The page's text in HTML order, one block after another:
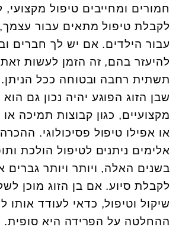
חמורים ומחייבים טיפול מקצועי,
לקבלת טיפול מתאים עבור
עבור הילדים. אם יש לך חברים
להיעזר בהם, זה הזמן לעשות
תשתית רחבה ובטוחה ככל
שבן הזוג הפוגע יהיה נכון גם הוא
מקצועיים, כגון קבוצות תמיכה
או אפילו טיפול פסיכולוגי.
אלימים ניתנים לטיפול הולכת
בשנים האלה, ויותר ויותר גברים
לקבלת סיוע. אם בן הזוג מוכן
שיקול וטיפול, כדאי לעודד אותו
ההחלטה על הפרידה היא סופית.